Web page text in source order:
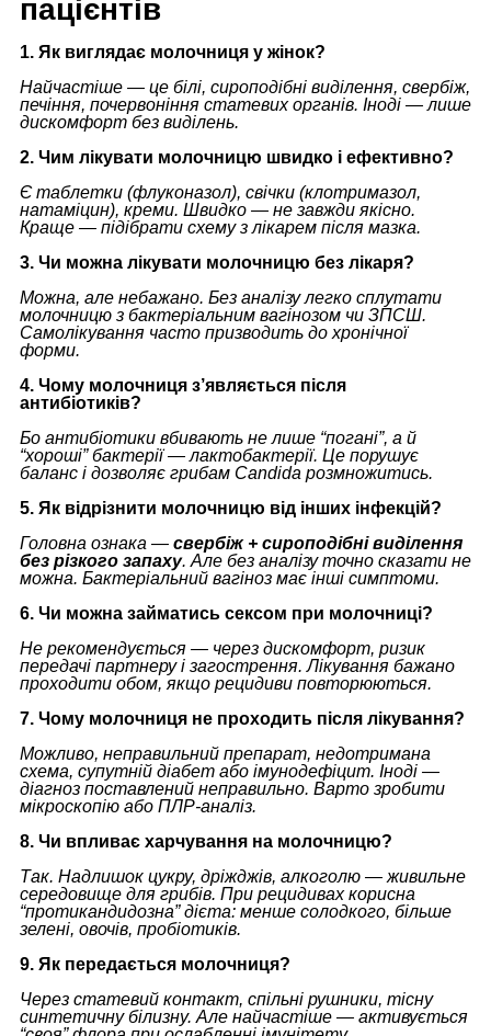
пацієнтів
1. Як виглядає молочниця у жінок?
Найчастіше — це білі, сироподібні виділення, свербіж,
печіння, почервоніння статевих органів. Іноді — лише
дискомфорт без виділень.
2. Чим лікувати молочницю швидко і ефективно?
Є таблетки (флуконазол), свічки (клотримазол,
натаміцин), креми. Швидко — не завжди якісно.
Краще — підібрати схему з лікарем після мазка.
3. Чи можна лікувати молочницю без лікаря?
Можна, але небажано. Без аналізу легко сплутати
молочницю з бактеріальним вагінозом чи ЗПСШ.
Самолікування часто призводить до хронічної
форми.
4. Чому молочниця з’являється після
антибіотиків?
Бо антибіотики вбивають не лише “погані”, а й
“хороші” бактерії — лактобактерії. Це порушує
баланс і дозволяє грибам Candida розмножитись.
5. Як відрізнити молочницю від інших інфекцій?
Головна ознака — свербіж + сироподібні виділення
без різкого запаху. Але без аналізу точно сказати не
можна. Бактеріальний вагіноз має інші симптоми.
6. Чи можна займатись сексом при молочниці?
Не рекомендується — через дискомфорт, ризик
передачі партнеру і загострення. Лікування бажано
проходити обом, якщо рецидиви повторюються.
7. Чому молочниця не проходить після лікування?
Можливо, неправильний препарат, недотримана
схема, супутній діабет або імунодефіцит. Іноді —
діагноз поставлений неправильно. Варто зробити
мікроскопію або ПЛР-аналіз.
8. Чи впливає харчування на молочницю?
Так. Надлишок цукру, дріжджів, алкоголю — живильне
середовище для грибів. При рецидивах корисна
“протикандидозна” дієта: менше солодкого, більше
зелені, овочів, пробіотиків.
9. Як передається молочниця?
Через статевий контакт, спільні рушники, тісну
синтетичну білизну. Але найчастіше — активується